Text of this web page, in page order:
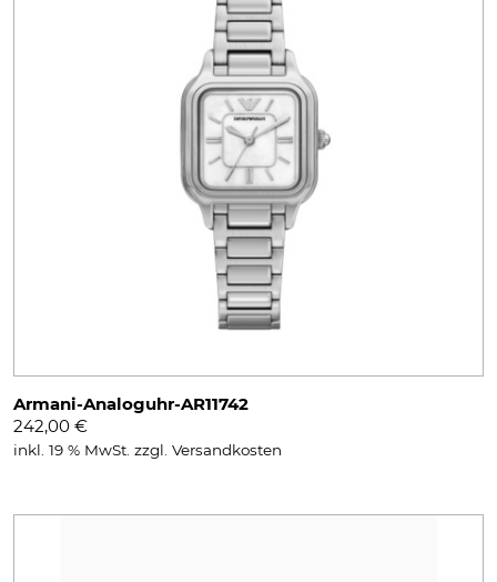
Armani-Analoguhr-AR11742
242,00 €
inkl. 19 % MwSt. zzgl. Versandkosten